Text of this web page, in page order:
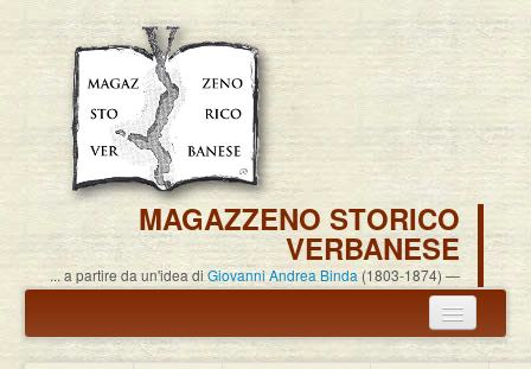
MAGAZZENO STORICO
VERBANESE
... a partire da un'idea di Giovanni Andrea Binda (1803-1874)
Annuncio termine attività